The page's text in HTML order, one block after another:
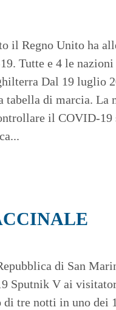
il Regno Unito ha
Tutte e 4 le
Dal 19 luglio
tabella di marcia. La
il COVID-19
di San
Sputnik V ai
di tre notti in uno dei